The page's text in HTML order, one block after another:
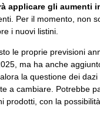
applicare gli aumenti
Per il momento, non
i nuovi listini.
le proprie previsioni
ma ha anche
la questione dei dazi
a cambiare. Potrebbe
prodotti, con la